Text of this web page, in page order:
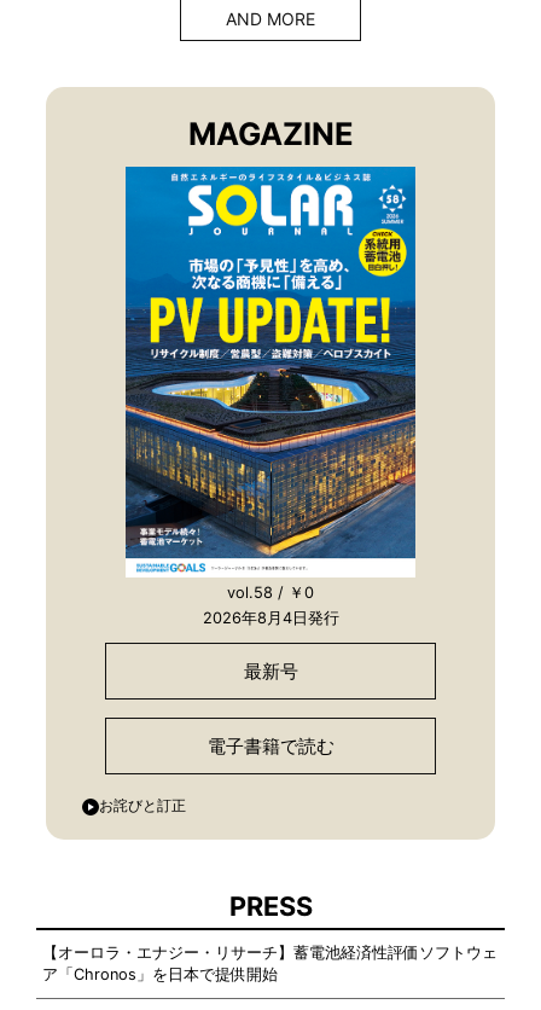
AND MORE
MAGAZINE
vol.58 / ￥0
2026年8月4日発行
最新号
電子書籍で読む
お詫びと訂正
PRESS
【オーロラ・エナジー・リサーチ】蓄電池経済性評価ソフトウェ
ア「Chronos」を日本で提供開始